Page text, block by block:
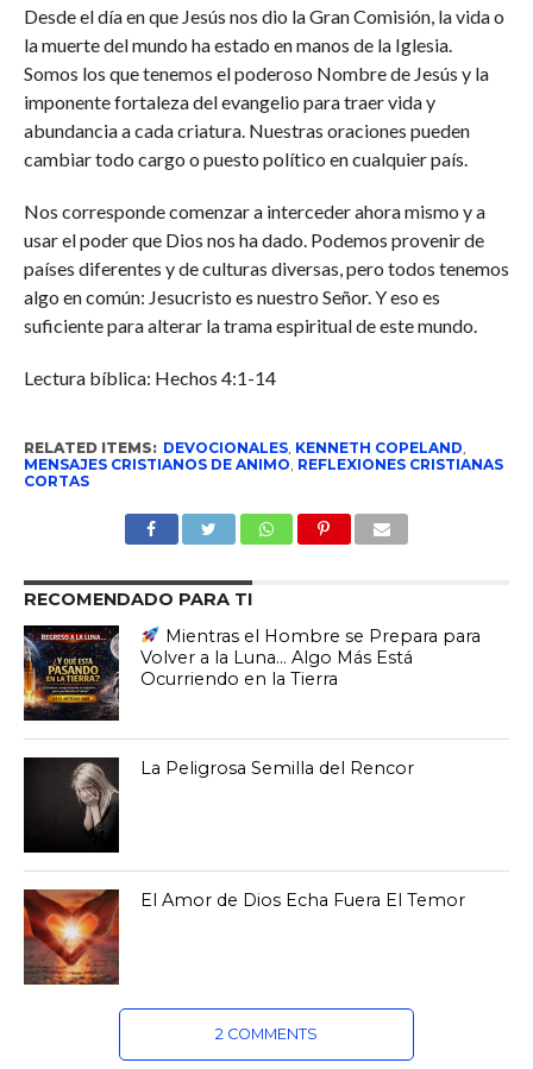
Desde el día en que Jesús nos dio la Gran Comisión, la vida o
la muerte del mundo ha estado en manos de la Iglesia.
Somos los que tenemos el poderoso Nombre de Jesús y la
imponente fortaleza del evangelio para traer vida y
abundancia a cada criatura. Nuestras oraciones pueden
cambiar todo cargo o puesto político en cualquier país.
Nos corresponde comenzar a interceder ahora mismo y a
usar el poder que Dios nos ha dado. Podemos provenir de
países diferentes y de culturas diversas, pero todos tenemos
algo en común: Jesucristo es nuestro Señor. Y eso es
suficiente para alterar la trama espiritual de este mundo.
Lectura bíblica: Hechos 4:1-14
RELATED ITEMS: DEVOCIONALES, KENNETH COPELAND,
MENSAJES CRISTIANOS DE ANIMO, REFLEXIONES CRISTIANAS
CORTAS
RECOMENDADO PARA TI
Mientras el Hombre se Prepara para
Volver a la Luna… Algo Más Está
Ocurriendo en la Tierra
La Peligrosa Semilla del Rencor
El Amor de Dios Echa Fuera El Temor
2 COMMENTS